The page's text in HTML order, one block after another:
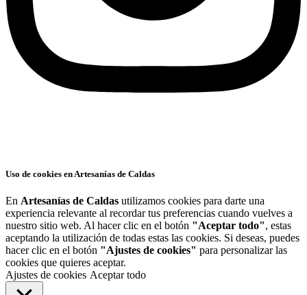
Uso de cookies en Artesanías de Caldas
En Artesanías de Caldas utilizamos cookies para darte una
experiencia relevante al recordar tus preferencias cuando vuelves a
nuestro sitio web. Al hacer clic en el botón "Aceptar todo", estas
aceptando la utilización de todas estas las cookies. Si deseas, puedes
hacer clic en el botón "Ajustes de cookies" para personalizar las
cookies que quieres aceptar.
Ajustes de cookies Aceptar todo